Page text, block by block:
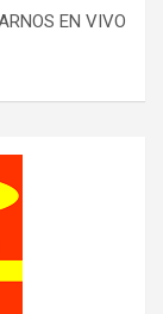
EN VIVO